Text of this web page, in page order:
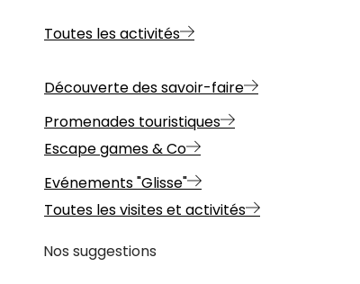
Toutes les activités
Découverte des savoir-faire
Promenades touristiques
Escape games & Co
Evénements "Glisse"
Toutes les visites et activités
Nos suggestions